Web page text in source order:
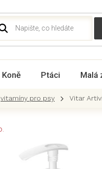
Koně Ptáci Malá
vitamíny pro psy Vitar